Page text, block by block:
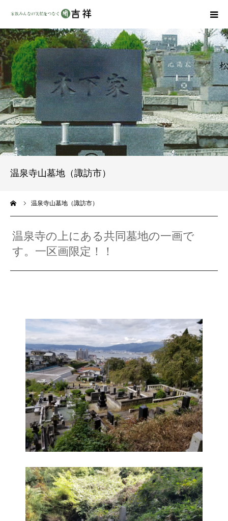
温泉寺山墓地（諏訪市）
温泉寺山墓地（諏訪市）
温泉寺の上にある共同墓地の一画で
す。一区画限定！！
戒名彫りについて
商品ラインナップ
墓地・霊園を探す
吉祥の特徴